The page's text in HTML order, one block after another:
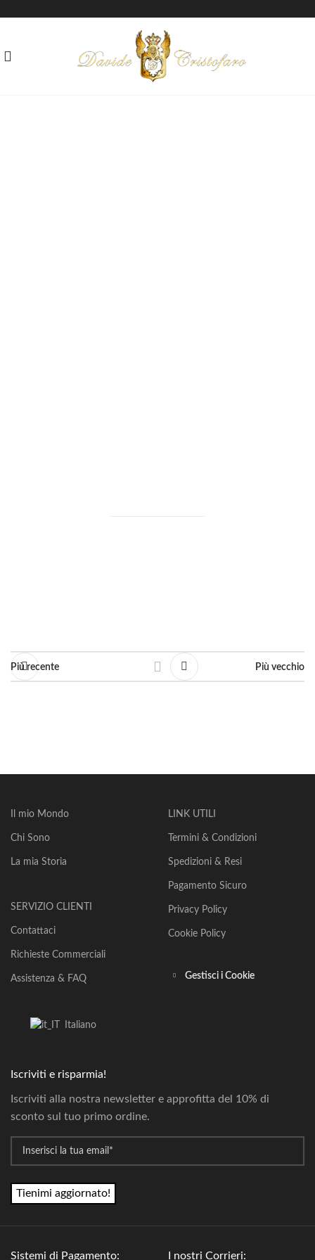
Più recente Più vecchio
Il mio Mondo
Chi Sono
La mia Storia
SERVIZIO CLIENTI
Contattaci
Richieste Commerciali
Assistenza & FAQ
LINK UTILI
Termini & Condizioni
Spedizioni & Resi
Pagamento Sicuro
Privacy Policy
Cookie Policy
Gestisci i Cookie
Italiano
Iscriviti e risparmia!
Iscriviti alla nostra newsletter e approfitta del 10% di
sconto sul tuo primo ordine.
Sistemi di Pagamento: I nostri Corrieri: